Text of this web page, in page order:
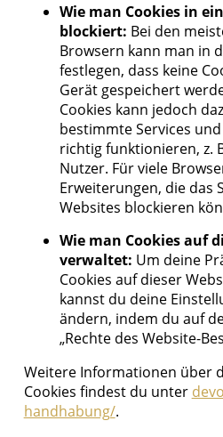
Wie man Cookies in
blockiert: Bei den
Browsern kann man in
festlegen, dass keine
Gerät gespeichert
Cookies kann jedoch
bestimmte Services
richtig funktionieren, z.
Nutzer. Für viele
Erweiterungen, die das
Websites blockieren
Wie man Cookies auf
verwaltet: Um deine
Cookies auf dieser
kannst du deine
ändern, indem du auf
„Rechte des Website-
Weitere Informationen über
Cookies findest du unter
handhabung/.